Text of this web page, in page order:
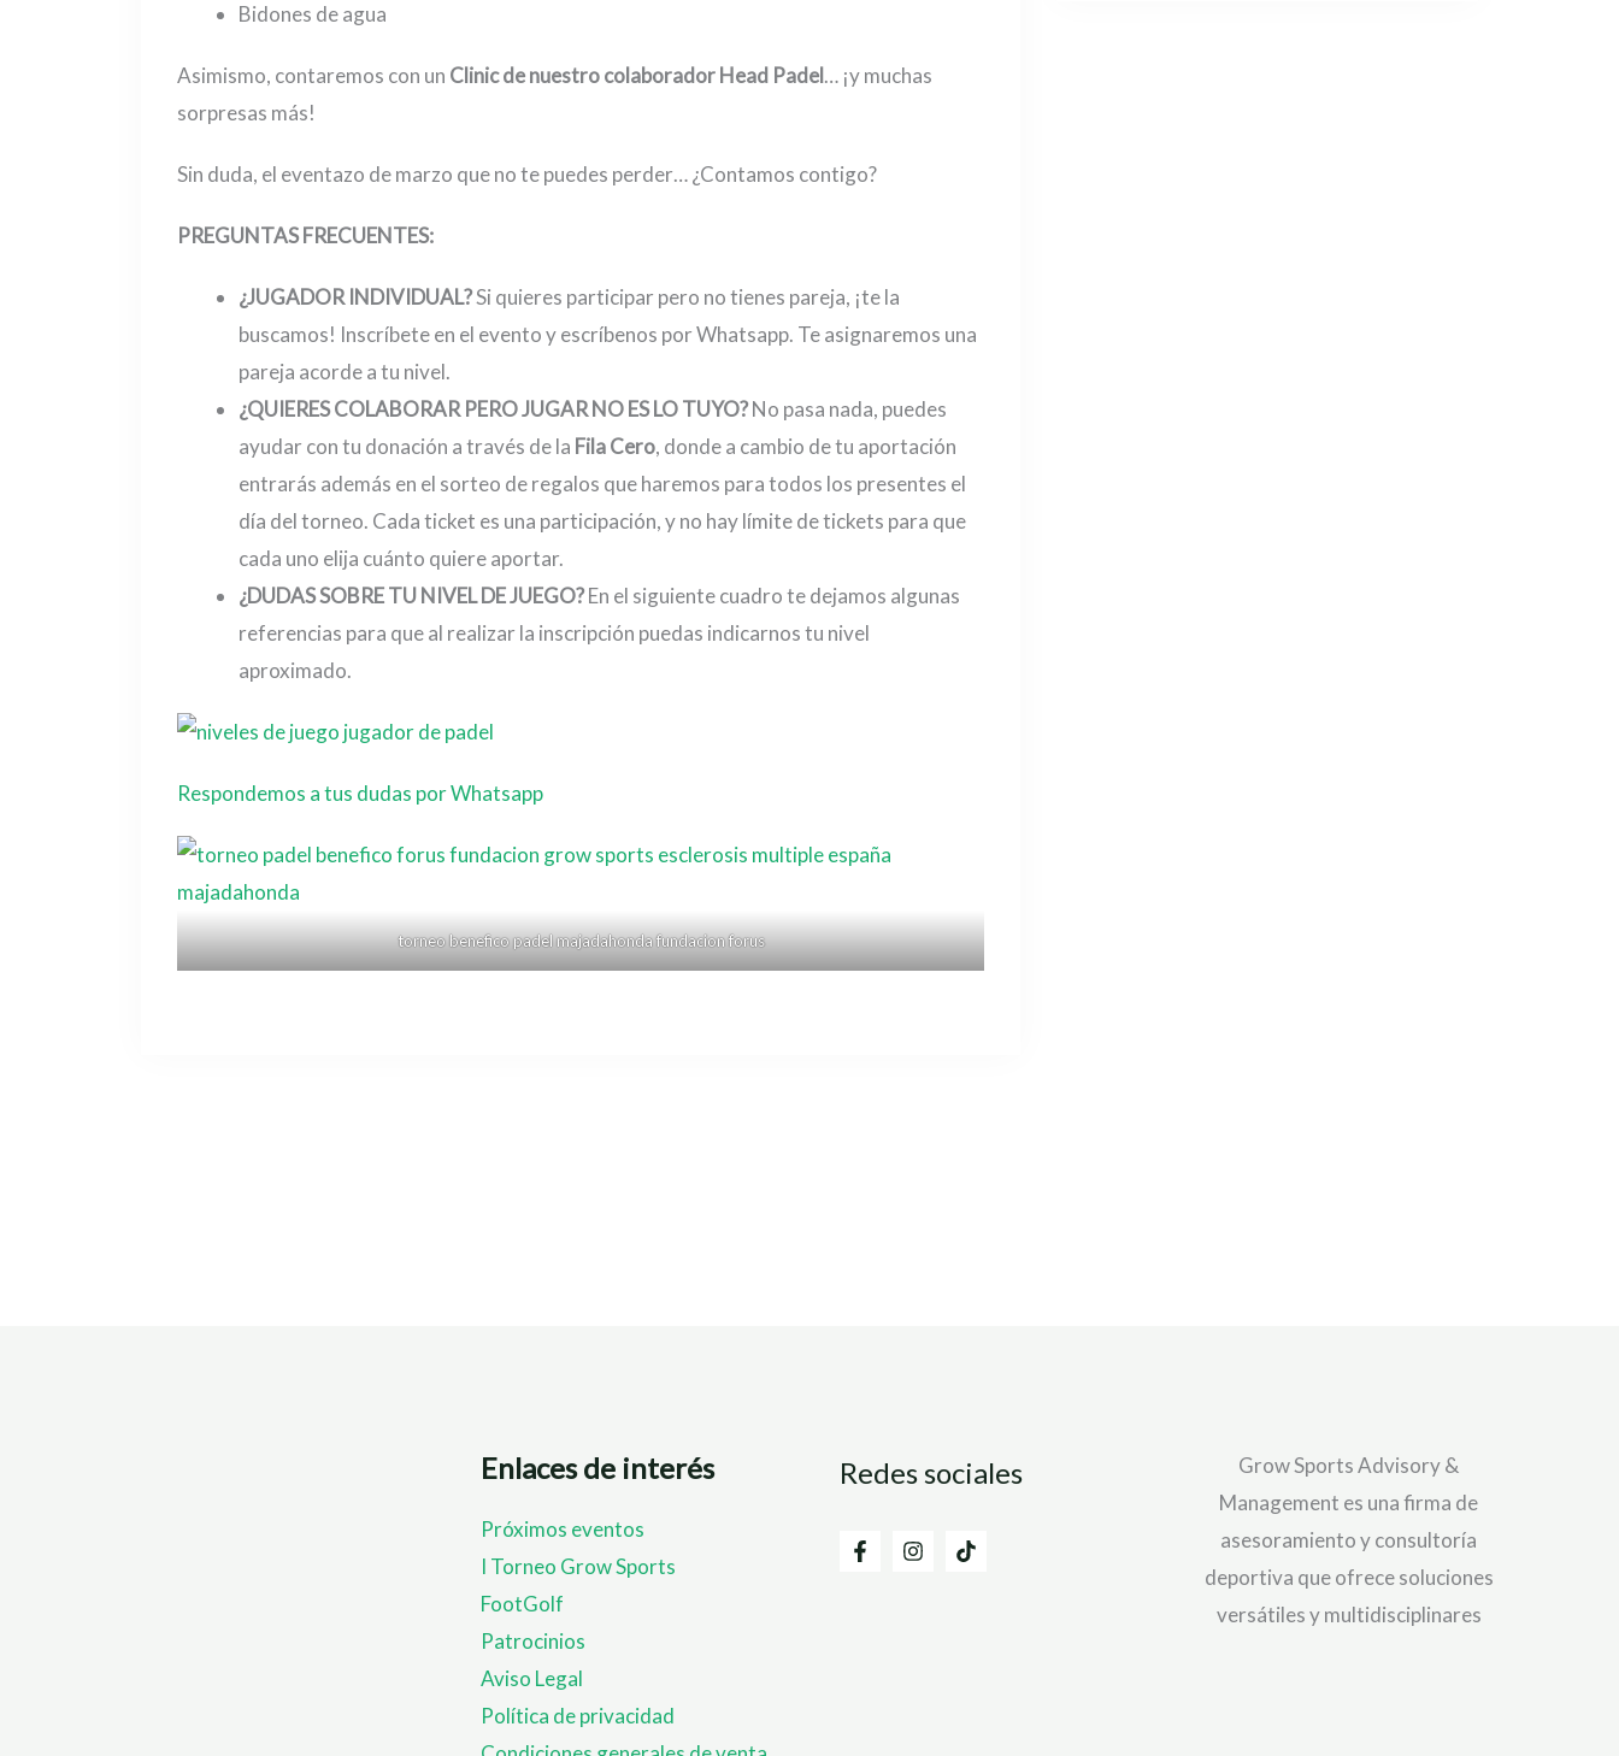
Bidones de agua
Asimismo, contaremos con un Clinic de nuestro colaborador Head Padel… ¡y muchas
sorpresas más!
Sin duda, el eventazo de marzo que no te puedes perder… ¿Contamos contigo?
PREGUNTAS FRECUENTES:
¿JUGADOR INDIVIDUAL?Si quieres participar pero no tienes pareja, ¡te la
buscamos! Inscríbete en el evento y escríbenos por Whatsapp. Te asignaremos una
pareja acorde a tu nivel.
¿QUIERES COLABORAR PERO JUGAR NO ES LO TUYO?No pasa nada, puedes
ayudar con tu donación a través de la Fila Cero, donde a cambio de tu aportación
entrarás además en el sorteo de regalos que haremos para todos los presentes el
día del torneo. Cada ticket es una participación, y no hay límite de tickets para que
cada uno elija cuánto quiere aportar.
¿DUDAS SOBRE TU NIVEL DE JUEGO?En el siguiente cuadro te dejamos algunas
referencias para que al realizar la inscripción puedas indicarnos tu nivel
aproximado.
Respondemos a tus dudas por Whatsapp
torneo benefico padel majadahonda fundacion forus
Enlaces de interés
Próximos eventos
I Torneo Grow Sports
FootGolf
Patrocinios
Aviso Legal
Política de privacidad
Redes sociales
Grow Sports Advisory &
Management es una firma de
asesoramiento y consultoría
deportiva que ofrece soluciones
versátiles y multidisciplinares